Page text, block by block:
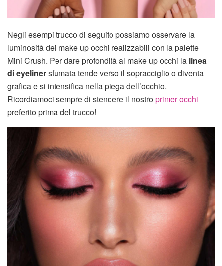
Negli esempi trucco di seguito possiamo osservare la
luminosità dei make up occhi realizzabili con la palette
Mini Crush. Per dare profondità al make up occhi la linea
di eyelinersfumata tende verso il sopracciglio o diventa
grafica e si intensifica nella piega dell’occhio.
Ricordiamoci sempre di stendere il nostroprimer occhi
preferito prima del trucco!